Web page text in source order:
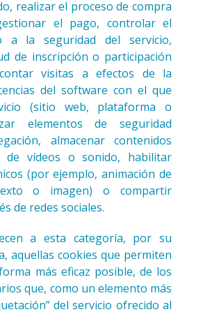
realizar el proceso de compra
el pago, controlar el
a la seguridad del servicio,
de inscripción o participación
visitas a efectos de la
del software con el que
(sitio web, plataforma o
elementos de seguridad
almacenar contenidos
vídeos o sonido, habilitar
(por ejemplo, animación de
o imagen) o compartir
de redes sociales.
a esta categoría, por su
aquellas cookies que permiten
más eficaz posible, de los
que, como un elemento más
del servicio ofrecido al